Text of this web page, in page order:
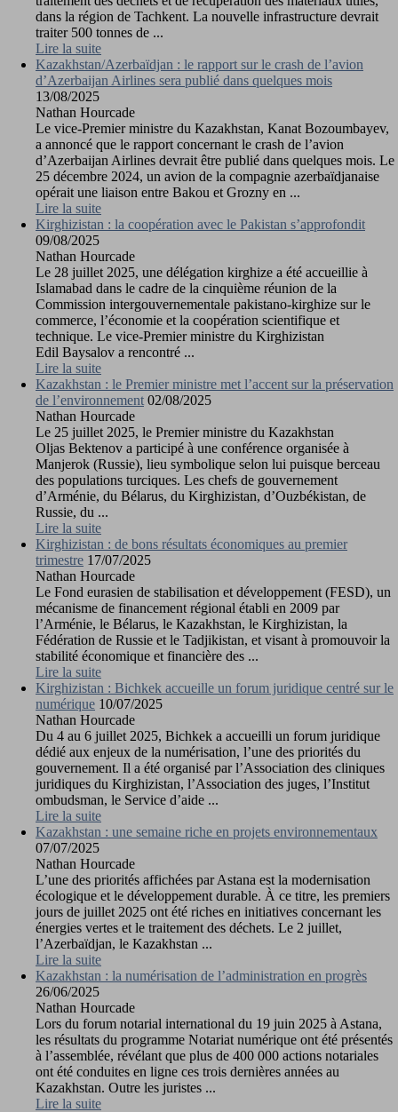
dans la région de Tachkent. La nouvelle infrastructure devrait
traiter 500 tonnes de ...
Lire la suite
Kazakhstan/Azerbaïdjan : le rapport sur le crash de l’avion
d’Azerbaijan Airlines sera publié dans quelques mois
13/08/2025
Nathan Hourcade
Le vice-Premier ministre du Kazakhstan, Kanat Bozoumbayev,
a annoncé que le rapport concernant le crash de l’avion
d’Azerbaijan Airlines devrait être publié dans quelques mois. Le
25 décembre 2024, un avion de la compagnie azerbaïdjanaise
opérait une liaison entre Bakou et Grozny en ...
Lire la suite
Kirghizistan : la coopération avec le Pakistan s’approfondit
09/08/2025
Nathan Hourcade
Le 28 juillet 2025, une délégation kirghize a été accueillie à
Islamabad dans le cadre de la cinquième réunion de la
Commission intergouvernementale pakistano-kirghize sur le
commerce, l’économie et la coopération scientifique et
technique. Le vice-Premier ministre du Kirghizistan
Edil Baysalov a rencontré ...
Lire la suite
Kazakhstan : le Premier ministre met l’accent sur la préservation
de l’environnement 02/08/2025
Nathan Hourcade
Le 25 juillet 2025, le Premier ministre du Kazakhstan
Oljas Bektenov a participé à une conférence organisée à
Manjerok (Russie), lieu symbolique selon lui puisque berceau
des populations turciques. Les chefs de gouvernement
d’Arménie, du Bélarus, du Kirghizistan, d’Ouzbékistan, de
Russie, du ...
Lire la suite
Kirghizistan : de bons résultats économiques au premier
trimestre 17/07/2025
Nathan Hourcade
Le Fond eurasien de stabilisation et développement (FESD), un
mécanisme de financement régional établi en 2009 par
l’Arménie, le Bélarus, le Kazakhstan, le Kirghizistan, la
Fédération de Russie et le Tadjikistan, et visant à promouvoir la
stabilité économique et financière des ...
Lire la suite
Kirghizistan : Bichkek accueille un forum juridique centré sur le
numérique 10/07/2025
Nathan Hourcade
Du 4 au 6 juillet 2025, Bichkek a accueilli un forum juridique
dédié aux enjeux de la numérisation, l’une des priorités du
gouvernement. Il a été organisé par l’Association des cliniques
juridiques du Kirghizistan, l’Association des juges, l’Institut
ombudsman, le Service d’aide ...
Lire la suite
Kazakhstan : une semaine riche en projets environnementaux
07/07/2025
Nathan Hourcade
L’une des priorités affichées par Astana est la modernisation
écologique et le développement durable. À ce titre, les premiers
jours de juillet 2025 ont été riches en initiatives concernant les
énergies vertes et le traitement des déchets. Le 2 juillet,
l’Azerbaïdjan, le Kazakhstan ...
Lire la suite
Kazakhstan : la numérisation de l’administration en progrès
26/06/2025
Nathan Hourcade
Lors du forum notarial international du 19 juin 2025 à Astana,
les résultats du programme Notariat numérique ont été présentés
à l’assemblée, révélant que plus de 400 000 actions notariales
ont été conduites en ligne ces trois dernières années au
Kazakhstan. Outre les juristes ...
Lire la suite